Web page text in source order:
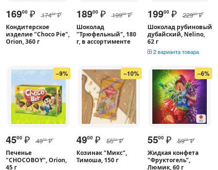
16900 ₽ 17450 ₽
Кондитерское
изделие "Choco Pie",
Orion, 360 г
18900 ₽ 19900 ₽
Шоколад
"Трюфельный", 180
г, в ассортименте
19900 ₽ 22900 ₽
Шоколад рубиновый
дубайский, Nelino,
62 г
2 варианта товара
–9%
4500 ₽ 4950 ₽
Печенье
"CHOCOBOY", Orion,
45 г
–10%
4900 ₽ 5500 ₽
Козинак "Микс",
Тимоша, 150 г
–6%
5500 ₽ 5900 ₽
Жидкая конфета
"Фруктогель",
Люмик, 60 г